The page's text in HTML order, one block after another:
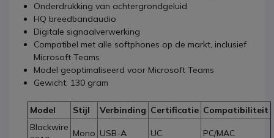
Onderdrukking van achtergrondgeluid
HQ breedbandaudio
Digitale signaalverwerking
Compatibel met alle softphones op de markt, inclusief
Microsoft Teams
Model geoptimaliseerd voor Microsoft Teams
Gewicht: 130 gram
Model Stijl Verbinding Certificatie Compatibiliteit
Blackwire
Mono USB-A UC PC/MAC